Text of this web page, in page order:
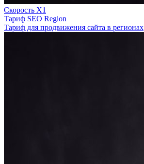
Скорость Х1
Тариф SEO Region
Тариф для продвижения сайта в регионах